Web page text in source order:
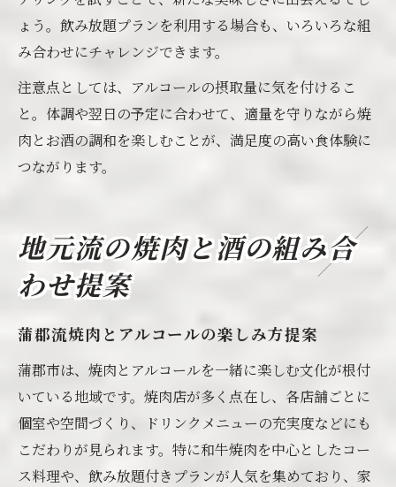
ょう。飲み放題プランを利用する場合も、いろいろな組
み合わせにチャレンジできます。
注意点としては、アルコールの摂取量に気を付けるこ
と。体調や翌日の予定に合わせて、適量を守りながら焼
肉とお酒の調和を楽しむことが、満足度の高い食体験に
つながります。
地元流の焼肉と酒の組み合
わせ提案
蒲郡流焼肉とアルコールの楽しみ方提案
蒲郡市は、焼肉とアルコールを一緒に楽しむ文化が根付
いている地域です。焼肉店が多く点在し、各店舗ごとに
個室や空間づくり、ドリンクメニューの充実度などにも
こだわりが見られます。特に和牛焼肉を中心としたコー
ス料理や、飲み放題付きプランが人気を集めており、家